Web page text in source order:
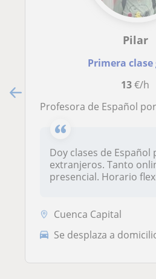
Pilar
Primera
13€/h
Profesora de Español por el
Doy clases de Español
extranjeros. Tanto
presencial. Horario
Cuenca Capital
Se desplaza a